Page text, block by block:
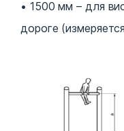
1500 мм – для
дороге